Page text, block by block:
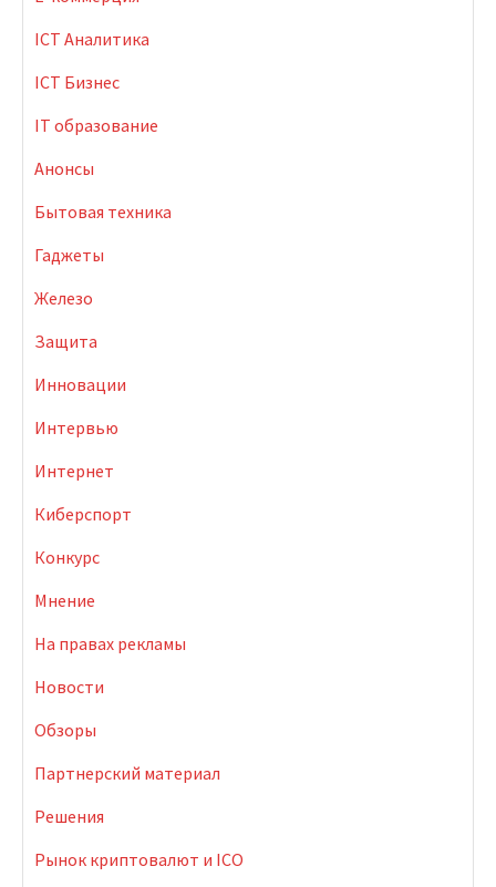
ICT Аналитика
ICT Бизнес
IT образование
Анонсы
Бытовая техника
Гаджеты
Железо
Защита
Инновации
Интервью
Интернет
Киберспорт
Конкурс
Мнение
На правах рекламы
Новости
Обзоры
Партнерский материал
Решения
Рынок криптовалют и ICO